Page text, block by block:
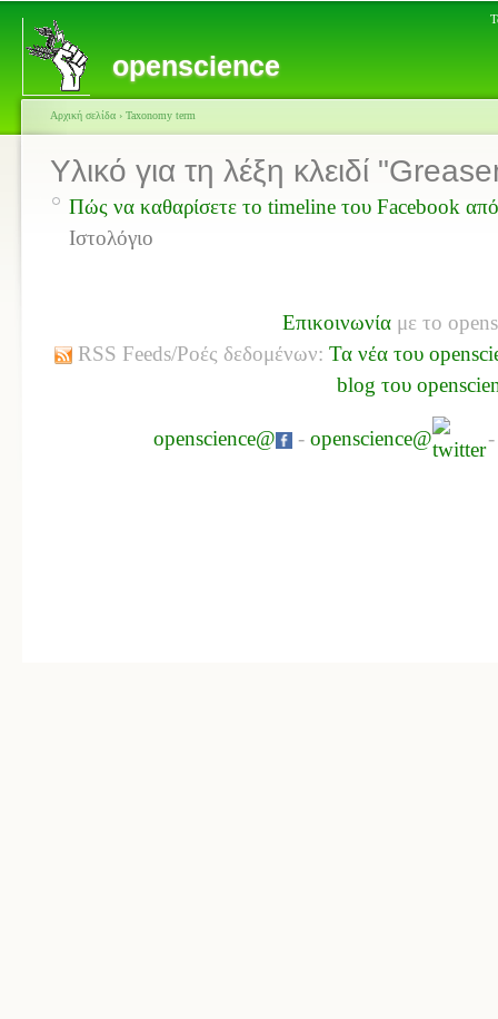
openscience
Αρχική σελίδα › Taxonomy term
Υλικό για τη λέξη κλειδί
Πώς να καθαρίσετε το timeline του Facebook από
Ιστολόγιο
Επικοινωνία με το
RSS Feeds/Ροές δεδομένων: Τα νέα του
blog του
openscience@ - openscience@